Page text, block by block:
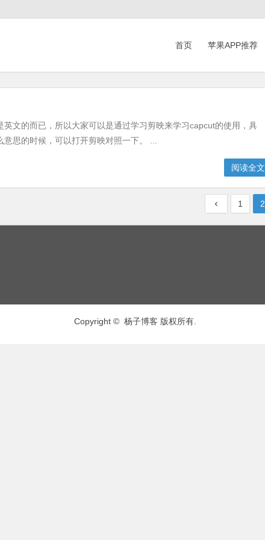
首页 苹果APP推荐
文的而已，所以大家可以是通过学习剪映来学习capcut的使用，具
思的时候，可以打开剪映对照一下。 ...
阅读全文
1 2
Copyright © 杨子博客 版权所有.